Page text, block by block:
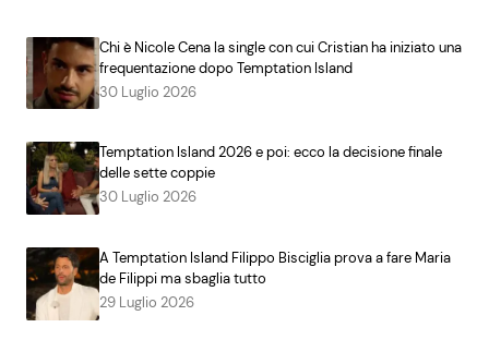
Chi è Nicole Cena la single con cui Cristian ha iniziato una
frequentazione dopo Temptation Island
30 Luglio 2026
Temptation Island 2026 e poi: ecco la decisione finale
delle sette coppie
30 Luglio 2026
A Temptation Island Filippo Bisciglia prova a fare Maria
de Filippi ma sbaglia tutto
29 Luglio 2026